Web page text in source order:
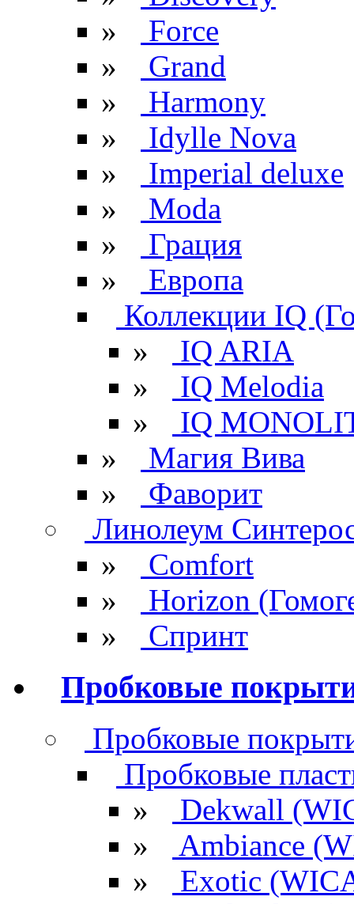
»
Force
»
Grand
»
Harmony
»
Idylle Nova
»
Imperial deluxe
»
Moda
»
Грация
»
Европа
Коллекции IQ
»
IQ ARIA
»
IQ Melodia
»
IQ
»
Магия Вива
»
Фаворит
Линолеум
»
Comfort
»
Horizon
»
Спринт
Пробковые
Пробковые
Пробковые
»
Dekwall
»
Ambiance
»
Exotic